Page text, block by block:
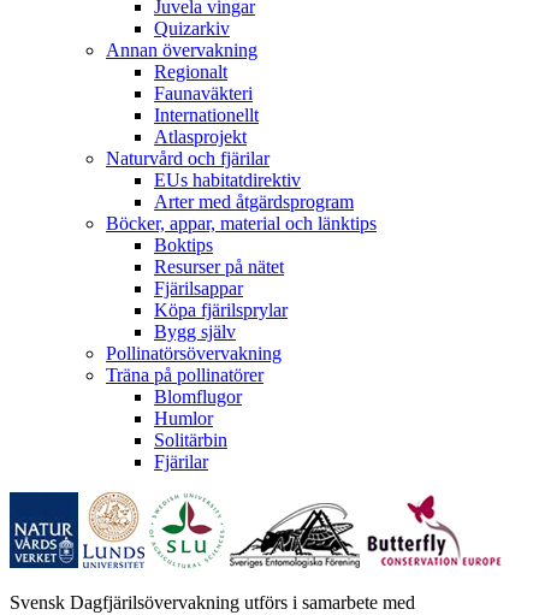
Juvela vingar
Quizarkiv
Annan övervakning
Regionalt
Faunaväkteri
Internationellt
Atlasprojekt
Naturvård och fjärilar
EUs habitatdirektiv
Arter med åtgärdsprogram
Böcker, appar, material och länktips
Boktips
Resurser på nätet
Fjärilsappar
Köpa fjärilsprylar
Bygg själv
Pollinatörsövervakning
Träna på pollinatörer
Blomflugor
Humlor
Solitärbin
Fjärilar
Svensk Dagfjärilsövervakning utförs i samarbete med